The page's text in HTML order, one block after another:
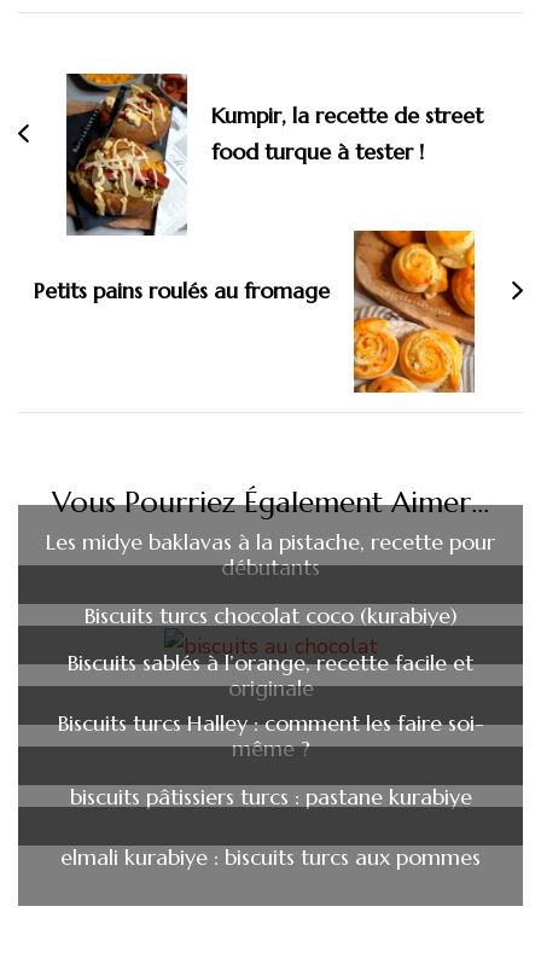
d'article
Kumpir, la recette de street
food turque à tester !
Petits pains roulés au fromage
Vous Pourriez Également Aimer...
Les midye baklavas à la pistache, recette pour
débutants
Biscuits turcs chocolat coco (kurabiye)
Biscuits sablés à l’orange, recette facile et
originale
Biscuits turcs Halley : comment les faire soi-
même ?
biscuits pâtissiers turcs : pastane kurabiye
elmali kurabiye : biscuits turcs aux pommes